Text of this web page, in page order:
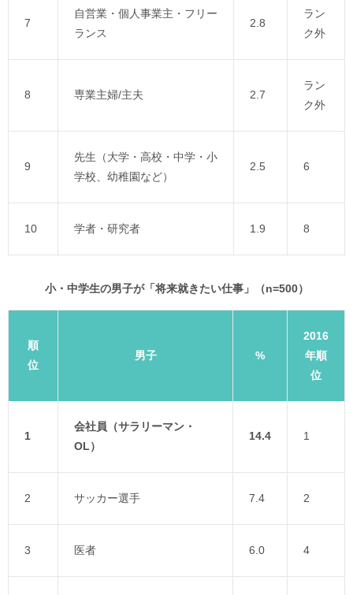
7
自営業・個人事業主・フリー
ランス
2.8
ラン
ク外
8 専業主婦/主夫 2.7
ラン
ク外
9
先生（大学・高校・中学・小
学校、幼稚園など）
2.5 6
10 学者・研究者 1.9 8
小・中学生の男子が「将来就きたい仕事」（n=500）
順
位
男子 %
2016
年順
位
1
会社員（サラリーマン・
OL）
14.4 1
2 サッカー選手 7.4 2
3 医者 6.0 4